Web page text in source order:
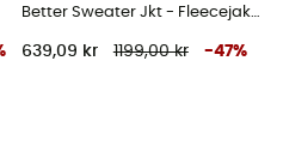
Better Sweater Jkt - Fleecejakke Herrer
639,09 kr 1199,00 kr -47%